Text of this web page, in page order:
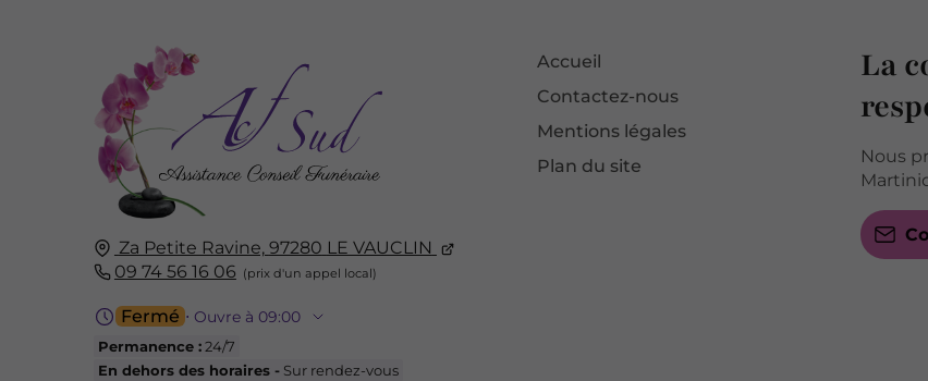
Za Petite Ravine, 97280 LE VAUCLIN
09 74 56 16 06
Fermé ⋅ Ouvre à 09:00
Permanence :24/7
En dehors des horaires -Sur rendez-vous
Accueil
Contactez-nous
Mentions légales
Plan du site
La
Nous